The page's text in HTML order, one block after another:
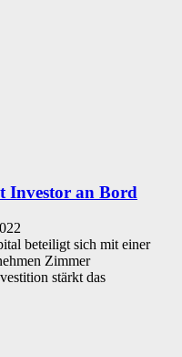
Investor an Bord
beteiligt sich mit einer
Zimmer
stärkt das